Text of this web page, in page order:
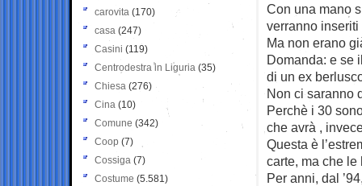
Con una mano
verranno
Ma non erano
Domanda: e se
di un ex
Non ci saranno
Perchè i 30
che avrà ,
Questa è
carte, ma che le
Per anni, dal
carovita (170)
casa (247)
Casini (119)
Centrodestra in Liguria (35)
Chiesa (276)
Cina (10)
Comune (342)
Coop (7)
Cossiga (7)
Costume (5.581)